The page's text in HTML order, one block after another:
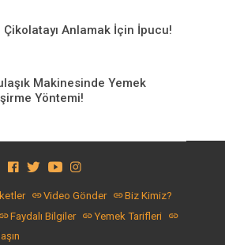
Çikolatayı Anlamak İçin İpucu!
Makinesinde Yemek
Yöntemi!
Video Gönder
Biz Kimiz?
Faydalı Bilgiler
Yemek Tarifleri